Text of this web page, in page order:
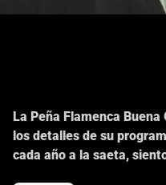
La Peña Flamenca
los detalles de su
cada año a la saeta,